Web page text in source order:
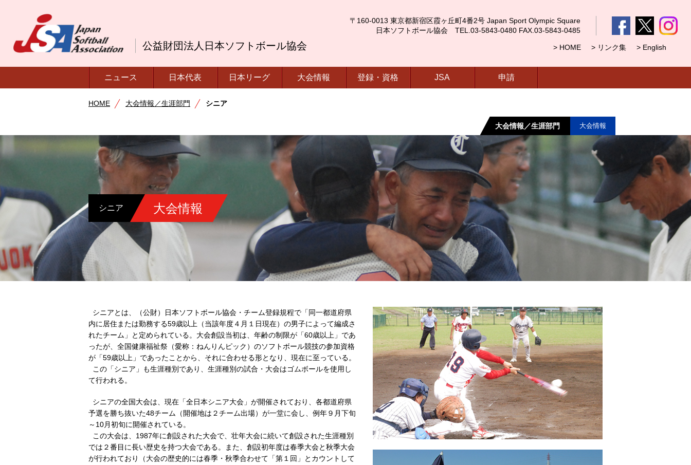
公益財団法人日本ソフトボール協会
〒160-0013 東京都新宿区霞ヶ丘町4番2号 Japan Sport Olympic Square
日本ソフトボール協会 TEL.03-5843-0480 FAX.03-5843-0485
> HOME > リンク集 > English
ニュース 日本代表 日本リーグ 大会情報 登録・資格 JSA 申請
HOME 大会情報／生涯部門 シニア
大会情報／生涯部門 大会情報
シニア 大会情報
シニアとは、（公財）日本ソフトボール協会・チーム登録規程で「同一都道府県
内に居住または勤務する59歳以上（当該年度４月１日現在）の男子によって編成さ
れたチーム」と定められている。大会創設当初は、年齢の制限が「60歳以上」であ
ったが、全国健康福祉祭（愛称：ねんりんピック）のソフトボール競技の参加資格
が「59歳以上」であったことから、それに合わせる形となり、現在に至っている。
この「シニア」も生涯種別であり、生涯種別の試合・大会はゴムボールを使用し
て行われる。
シニアの全国大会は、現在「全日本シニア大会」が開催されており、各都道府県
予選を勝ち抜いた48チーム（開催地は２チーム出場）が一堂に会し、例年９月下旬
～10月初旬に開催されている。
この大会は、1987年に創設された大会で、壮年大会に続いて創設された生涯種別
では２番目に長い歴史を持つ大会である。また、創設初年度は春季大会と秋季大会
が行われており（大会の歴史的には春季・秋季合わせて「第１回」とカウントして